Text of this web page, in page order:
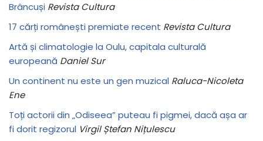
Brâncuși Revista Cultura
17 cărți românești premiate recent Revista Cultura
Artă și climatologie la Oulu, capitala culturală
europeană Daniel Sur
Un continent nu este un gen muzical Raluca-Nicoleta
Ene
Toți actorii din „Odiseea” puteau fi pigmei, dacă așa ar
fi dorit regizorul Virgil Ștefan Nițulescu